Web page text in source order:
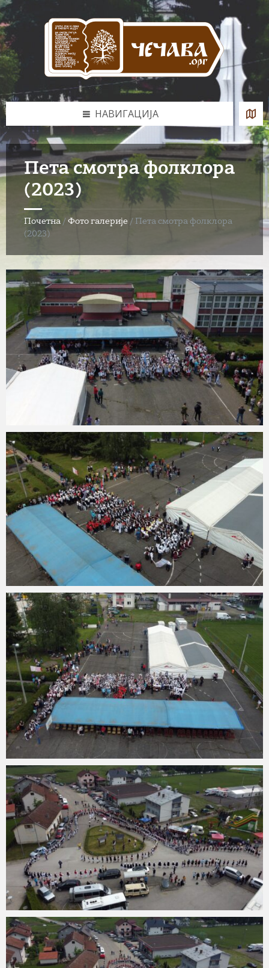
Skip
to
content
Skip
to
left
sidebar
Skip
to
footer
НАВИГАЦИЈА
Пета смотра фолклора
(2023)
Почетна / Фото галерије / Пета смотра фолклора
(2023)